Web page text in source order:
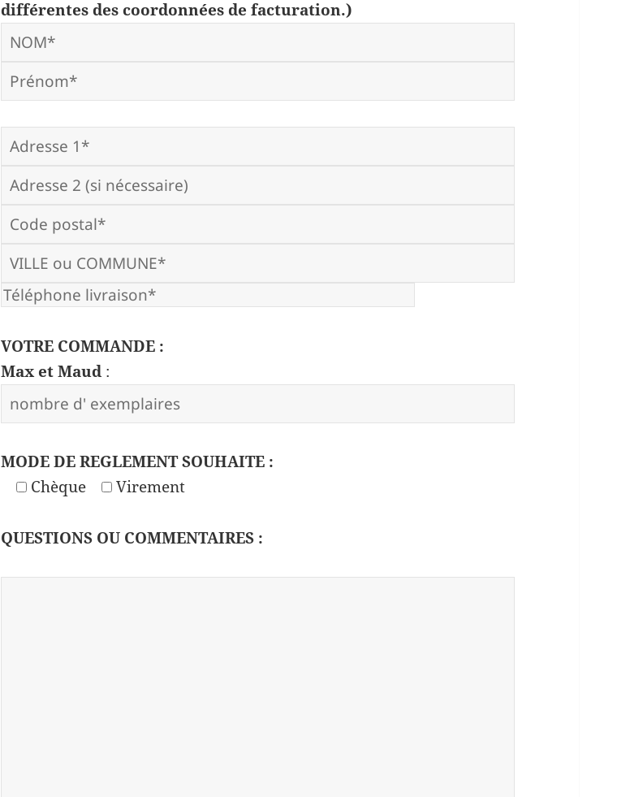
différentes des coordonnées de facturation.)
VOTRE COMMANDE :
Max et Maud :
MODE DE REGLEMENT SOUHAITE :
Chèque
Virement
QUESTIONS OU COMMENTAIRES :